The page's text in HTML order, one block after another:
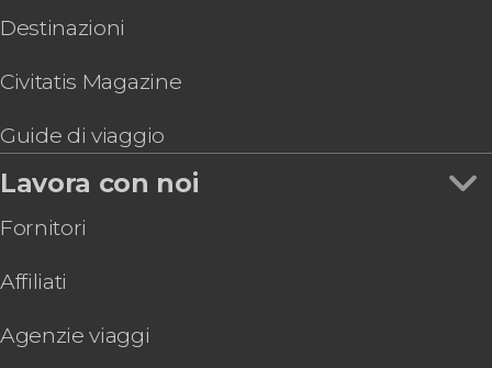
Destinazioni
Civitatis Magazine
Guide di viaggio
Lavora con noi
Fornitori
Affiliati
Agenzie viaggi